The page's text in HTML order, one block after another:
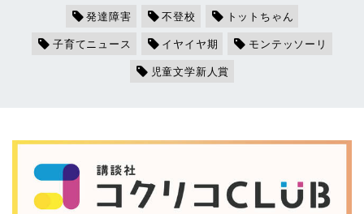
発達障害 不登校
トットちゃん
子育てニュース
イヤイヤ期
モンテッソーリ
児童文学新人賞